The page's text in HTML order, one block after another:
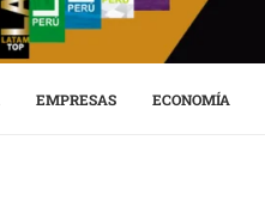
EMPRESAS ECONOMÍA